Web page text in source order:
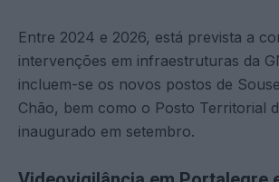
Entre 2024 e 2026, está prevista a
intervenções em infraestruturas da
incluem-se os novos postos de
Chão, bem como o Posto Territorial
inaugurado em setembro.